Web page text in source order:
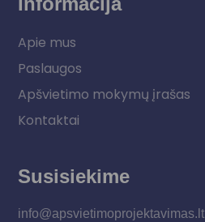
Apie mus
Paslaugos
Apšvietimo mokymų įrašas
Kontaktai
Susisiekime
info@apsvietimoprojektavimas.lt